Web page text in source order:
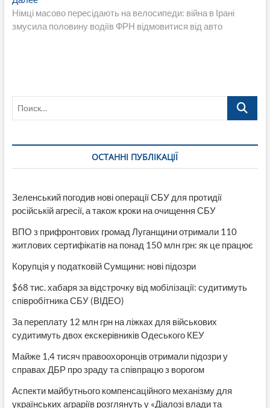
запись:
Німці масово пересідають на велосипеди: війна в Ірані
змусила половину водіїв ФРН відмовитися від авто
Поиск…
ОСТАННІ ПУБЛІКАЦІЇ
Зеленський погодив нові операції СБУ для протидії
російській агресії, а також кроки на очищення СБУ
ВПО з прифронтових громад Луганщини отримали 110
житлових сертифікатів на понад 150 млн грн: як це працює
Корупція у податковій Сумщини: нові підозри
$68 тис. хабаря за відстрочку від мобілізації: судитимуть
співробітника СБУ (ВІДЕО)
За переплату 12 млн грн на ліжках для військових
судитимуть двох екскерівників Одеського КЕУ
Майже 1,4 тисяч правоохоронців отримали підозри у
справах ДБР про зраду та співпрацю з ворогом
Аспекти майбутнього компенсаційного механізму для
українських аграріїв розглянуть у «Діалозі влади та